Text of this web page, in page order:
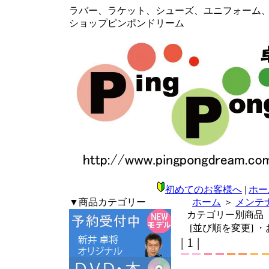
ラバー、ラケット、シューズ、ユニフォーム
ショップピンポンドリーム
初めてのお客様へ | ホ
▼商品カテゴリー
ホーム ＞
メンテ
カテゴリー別商品
[並び順を変更]
| 1 |